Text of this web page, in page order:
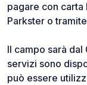
pagare con
Parkster o
Il campo sarà dal
servizi sono
può essere